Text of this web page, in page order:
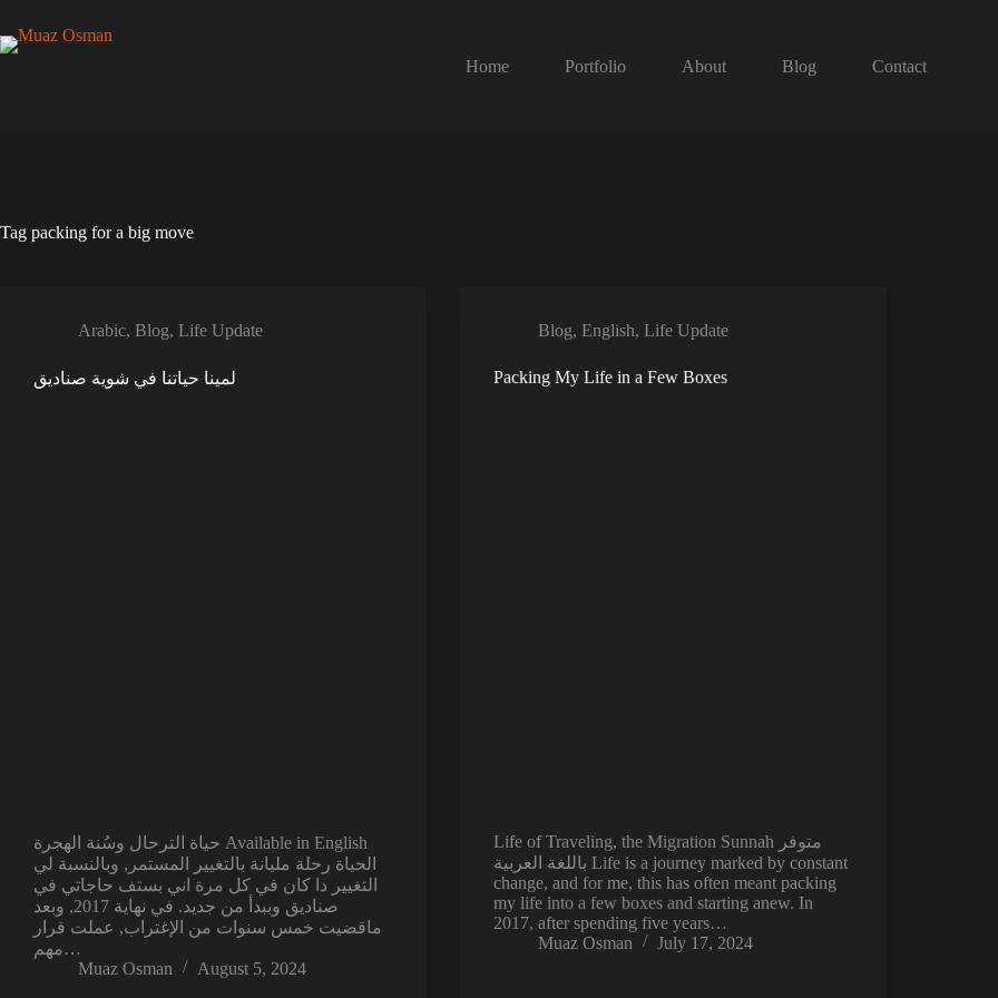
content
Home
Portfolio About Blog Contact
Tag packing for a big move
Arabic, Blog, Life Update
لمينا حياتنا في شوية صناديق
حياة الترحال وسُنة الهجرة Available in English
الحياة رحلة مليانة بالتغيير المستمر, وبالنسبة لي
التغيير دا كان في كل مرة اني بستف حاجاتي في
صناديق وببدأ من جديد. في نهاية 2017, وبعد
ماقضيت خمس سنوات من الإغتراب, عملت قرار
مهم…
Muaz Osman
August 5, 2024
Blog,English,Life Update
Packing My Life in a Few Boxes
Life of Traveling, the Migration Sunnah متوفر
باللغة العربية Life is a journey marked by constant
change, and for me, this has often meant packing
my life into a few boxes and starting anew. In
2017, after spending five years…
Muaz Osman
July 17, 2024